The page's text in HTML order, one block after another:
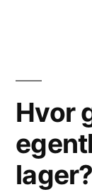
Hvor
lager?